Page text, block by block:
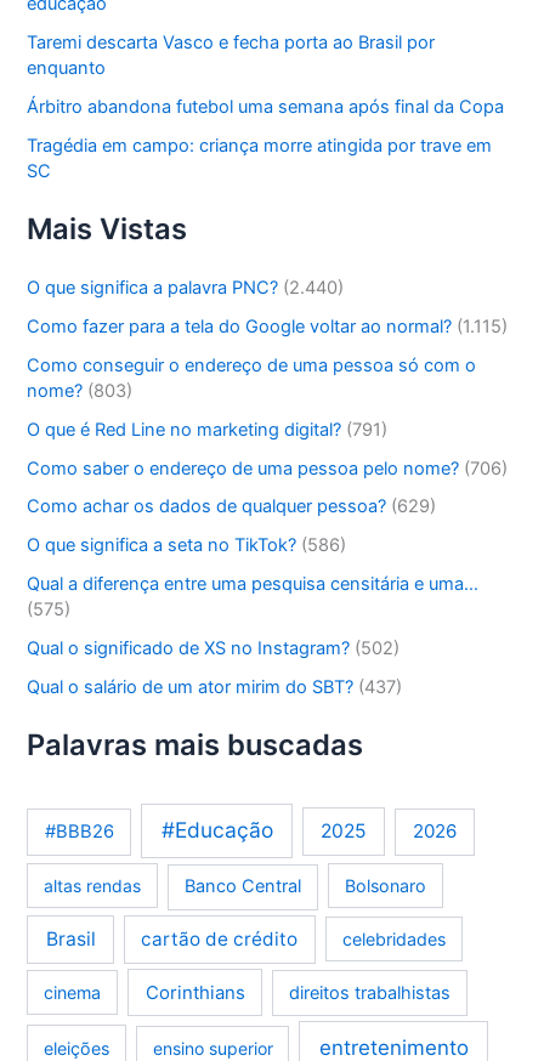
Taremi descarta Vasco e fecha porta ao Brasil por
enquanto
Árbitro abandona futebol uma semana após final da Copa
Tragédia em campo: criança morre atingida por trave em
SC
Mais Vistas
O que significa a palavra PNC? (2.440)
Como fazer para a tela do Google voltar ao normal? (1.115)
Como conseguir o endereço de uma pessoa só com o
nome? (803)
O que é Red Line no marketing digital? (791)
Como saber o endereço de uma pessoa pelo nome? (706)
Como achar os dados de qualquer pessoa? (629)
O que significa a seta no TikTok? (586)
Qual a diferença entre uma pesquisa censitária e uma…
(575)
Qual o significado de XS no Instagram? (502)
Qual o salário de um ator mirim do SBT? (437)
Palavras mais buscadas
#BBB26 #Educação 2025 2026
altas rendas Banco Central Bolsonaro
Brasil cartão de crédito celebridades
cinema Corinthians direitos trabalhistas
eleições ensino superior entretenimento